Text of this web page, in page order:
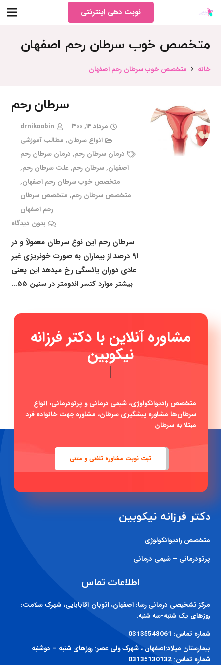
نوبت دهی اینترنتی
متخصص خوب سرطان رحم اصفهان
خانه متخصص خوب سرطان رحم اصفهان
سرطان رحم
مرداد ۱۴, ۱۴۰۰
drnikoobin
انواع سرطان, مطالب آموزشی
درمان سرطان رحم, درمان سرطان رحم
اصفهان,سرطان رحم, علت سرطان رحم,
متخصص خوب سرطان رحم اصفهان,
متخصص سرطان رحم, متخصص سرطان
رحم اصفهان
بدون دیدگاه
سرطان رحم این نوع سرطان معمولاً و در
۹۱ درصد از بیماران به صورت خونریزی غیر
عادی دوران یائسگی رخ میدهد این یعنی
بیشتر موارد کنسر اندومتر در سنین ۵۵…
مشاوره آنلاین با دکتر فرزانه
نیکوب
|
متخصص رادیوانکولوژی، شیمی درمانی و پرتودرمانی، انواع
سرطان‌ها مشاوره پیشگیری سرطان، مشاوره جهت خانواده فرد
مبتلا به سرطان
ثبت نوبت مشاوره تلفنی و متنی
دکتر فرزانه نیکوبین
متخصص رادیوانکولوژی
پرتودرمانی – شیمی درمانی
اطلاعات تماس
مرکز تشخیصی درمانی رسا: اصفهان، اتوبان آقابابایی، شهرک سلامت:
روزهای یک شنبه-سه شنبه.
شماره تماس: 03135548061
بیمارستان میلاد:اصفهان ، شهرک ولی عصر: روزهای شنبه – دوشنبه
شماره تماس:03135130132